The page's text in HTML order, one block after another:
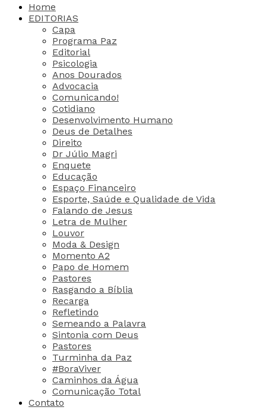
Home
EDITORIAS
Capa
Programa Paz
Editorial
Psicologia
Anos Dourados
Advocacia
Comunicando!
Cotidiano
Desenvolvimento Humano
Deus de Detalhes
Direito
Dr Júlio Magri
Enquete
Educação
Espaço Financeiro
Esporte, Saúde e Qualidade de Vida
Falando de Jesus
Letra de Mulher
Louvor
Moda & Design
Momento A2
Papo de Homem
Pastores
Rasgando a Bíblia
Recarga
Refletindo
Semeando a Palavra
Sintonia com Deus
Pastores
Turminha da Paz
#BoraViver
Caminhos da Água
Comunicação Total
Contato